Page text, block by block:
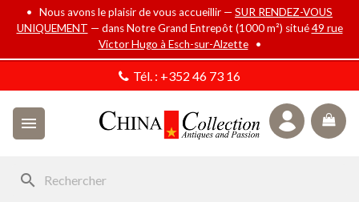
• Nous avons le plaisir de vous accueillir — SUR RENDEZ-VOUS
UNIQUEMENT — dans Notre Grand Entrepôt (1000 m²) situé49 rue
Victor Hugo à Esch-sur-Alzette•
Tél. : +352 46 73 16

search